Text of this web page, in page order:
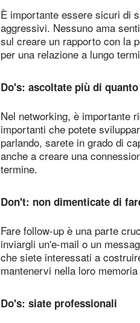
È importante essere sicuri di
aggressivi. Nessuno ama
sul creare un rapporto con la
per una relazione a lungo
Do's: ascoltate più di
Nel networking, è importante
importanti che potete
parlando, sarete in grado di
anche a creare una
termine.
Don't: non dimenticate di
Fare follow-up è una parte
inviargli un'e-mail o un
che siete interessati a
mantenervi nella loro
Do's: siate professionali